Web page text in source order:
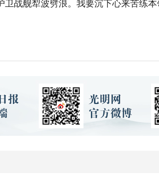
卫战舰犁波劈浪。我要沉下心来苦练